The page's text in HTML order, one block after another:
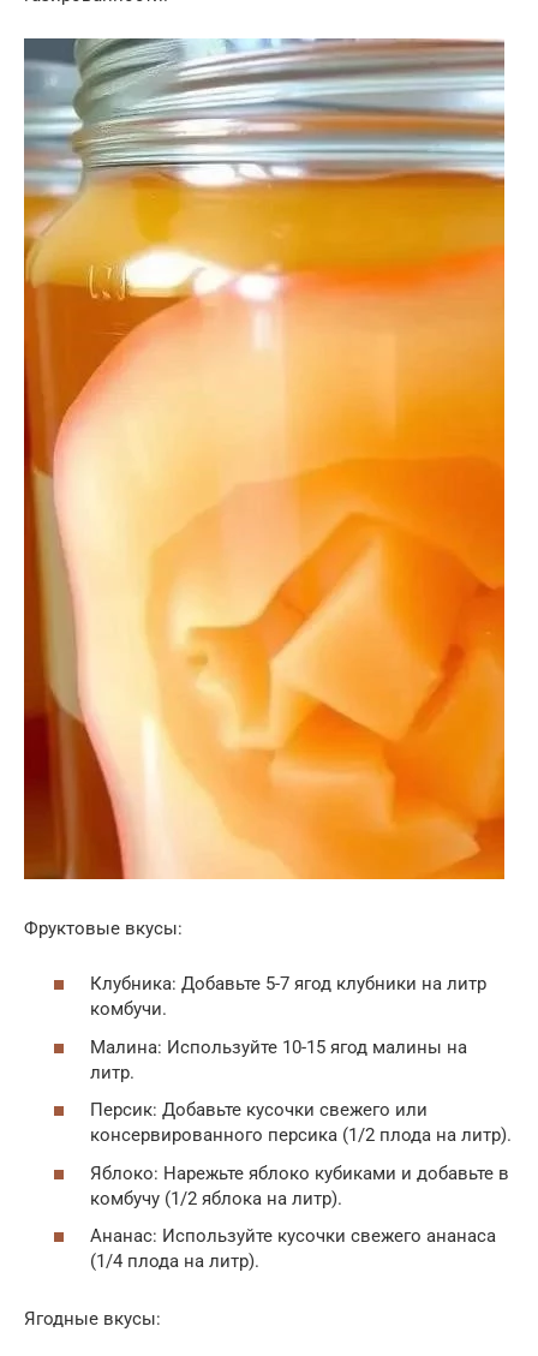
Фруктовые вкусы:
Клубника: Добавьте 5-7 ягод клубники на литр
комбучи.
Малина: Используйте 10-15 ягод малины на
литр.
Персик: Добавьте кусочки свежего или
консервированного персика (1/2 плода на литр).
Яблоко: Нарежьте яблоко кубиками и добавьте в
комбучу (1/2 яблока на литр).
Ананас: Используйте кусочки свежего ананаса
(1/4 плода на литр).
Ягодные вкусы: